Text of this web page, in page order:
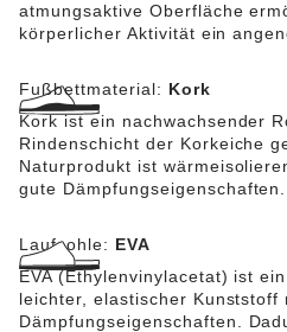
atmungsaktive Oberfläche
körperlicher Aktivität ein
Fußbettmaterial: Kork
Kork ist ein nachwachsender
Rindenschicht der Korkeiche
Naturprodukt ist
gute Dämpfungseigenschaften.
Laufsohle: EVA
EVA (Ethylenvinylacetat) ist
leichter, elastischer Kunststoff
Dämpfungseigenschaften.